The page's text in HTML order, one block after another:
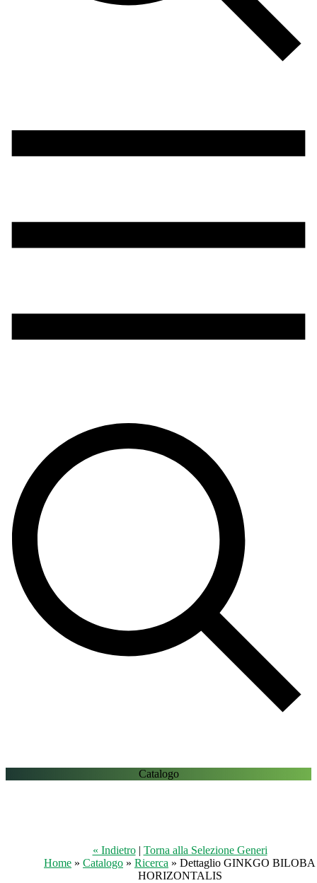
Catalogo
« Indietro| Torna alla Selezione Generi
Home » Catalogo » Ricerca » Dettaglio GINKGO BILOBA
HORIZONTALIS